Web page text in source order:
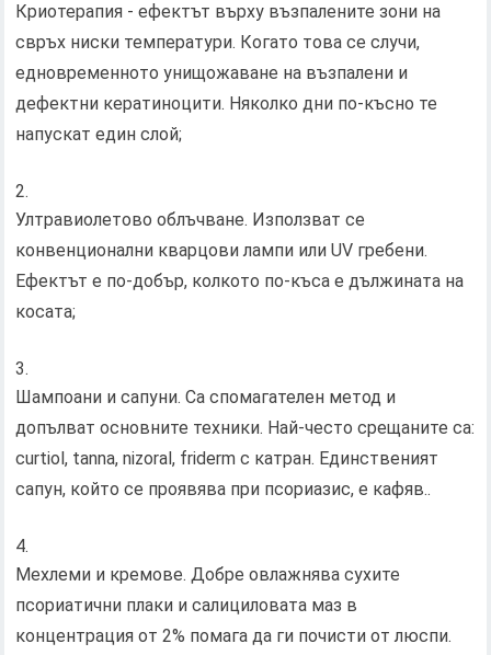
Криотерапия - ефектът върху възпалените зони на
свръх ниски температури. Когато това се случи,
едновременното унищожаване на възпалени и
дефектни кератиноцити. Няколко дни по-късно те
напускат един слой;
Ултравиолетово облъчване. Използват се
конвенционални кварцови лампи или UV гребени.
Ефектът е по-добър, колкото по-къса е дължината на
косата;
Шампоани и сапуни. Са спомагателен метод и
допълват основните техники. Най-често срещаните са:
curtiol, tanna, nizoral, friderm с катран. Единственият
сапун, който се проявява при псориазис, е кафяв..
Мехлеми и кремове. Добре овлажнява сухите
псориатични плаки и салициловата маз в
концентрация от 2% помага да ги почисти от люспи.